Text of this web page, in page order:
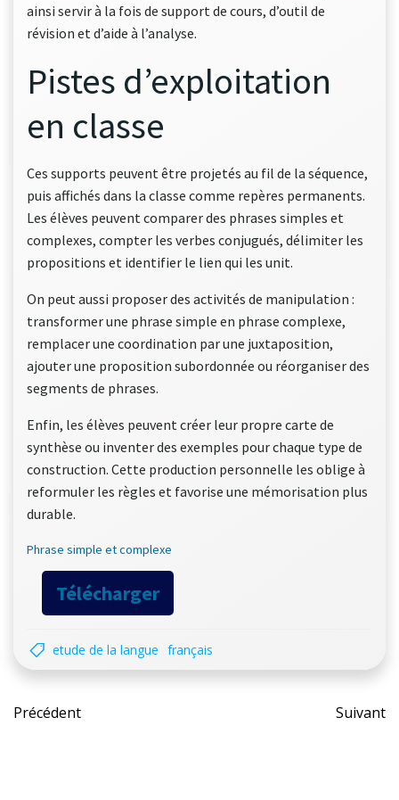
ainsi servir à la fois de support de cours, d’outil de
révision et d’aide à l’analyse.
Pistes d’exploitation
en classe
Ces supports peuvent être projetés au fil de la séquence,
puis affichés dans la classe comme repères permanents.
Les élèves peuvent comparer des phrases simples et
complexes, compter les verbes conjugués, délimiter les
propositions et identifier le lien qui les unit.
On peut aussi proposer des activités de manipulation :
transformer une phrase simple en phrase complexe,
remplacer une coordination par une juxtaposition,
ajouter une proposition subordonnée ou réorganiser des
segments de phrases.
Enfin, les élèves peuvent créer leur propre carte de
synthèse ou inventer des exemples pour chaque type de
construction. Cette production personnelle les oblige à
reformuler les règles et favorise une mémorisation plus
durable.
Phrase simple et complexe
Télécharger
etude de la langue français
Post
Précédent Suivant